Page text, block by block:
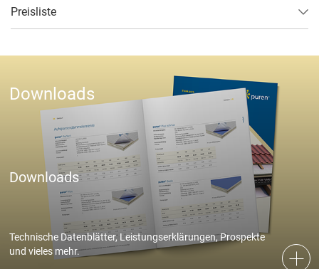
Preisliste
Downloads
Downloads
Technische Datenblätter, Leistungserklärungen, Prospekte
und vieles mehr.